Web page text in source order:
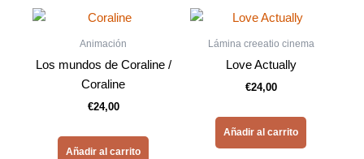
Animación
Los mundos de Coraline /
Coraline
€24,00
Añadir al carrito
Lámina creeatio cinema
Love Actually
€24,00
Añadir al carrito